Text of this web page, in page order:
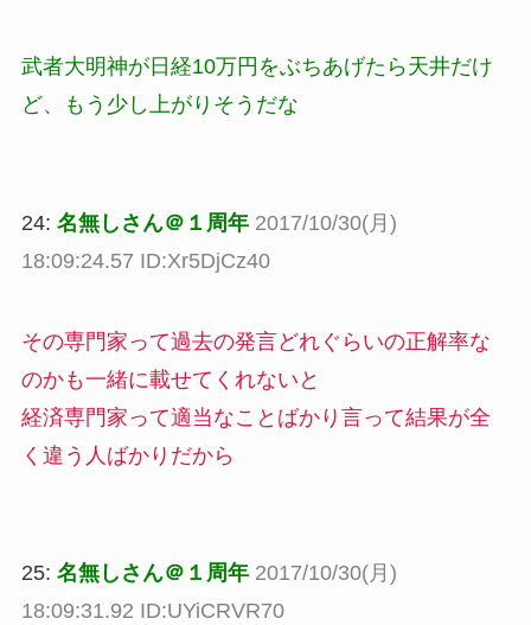
武者大明神が日経10万円をぶちあげたら天井だけ
ど、もう少し上がりそうだな
24: 名無しさん＠１周年 2017/10/30(月)
18:09:24.57 ID:Xr5DjCz40
その専門家って過去の発言どれぐらいの正解率な
のかも一緒に載せてくれないと
経済専門家って適当なことばかり言って結果が全
く違う人ばかりだから
25: 名無しさん＠１周年 2017/10/30(月)
18:09:31.92 ID:UYiCRVR70